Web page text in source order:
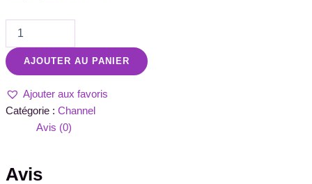
AJOUTER AU PANIER
Ajouter aux favoris
Catégorie : Channel
Avis (0)
Avis